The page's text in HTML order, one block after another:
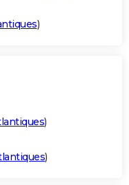
)
)
)